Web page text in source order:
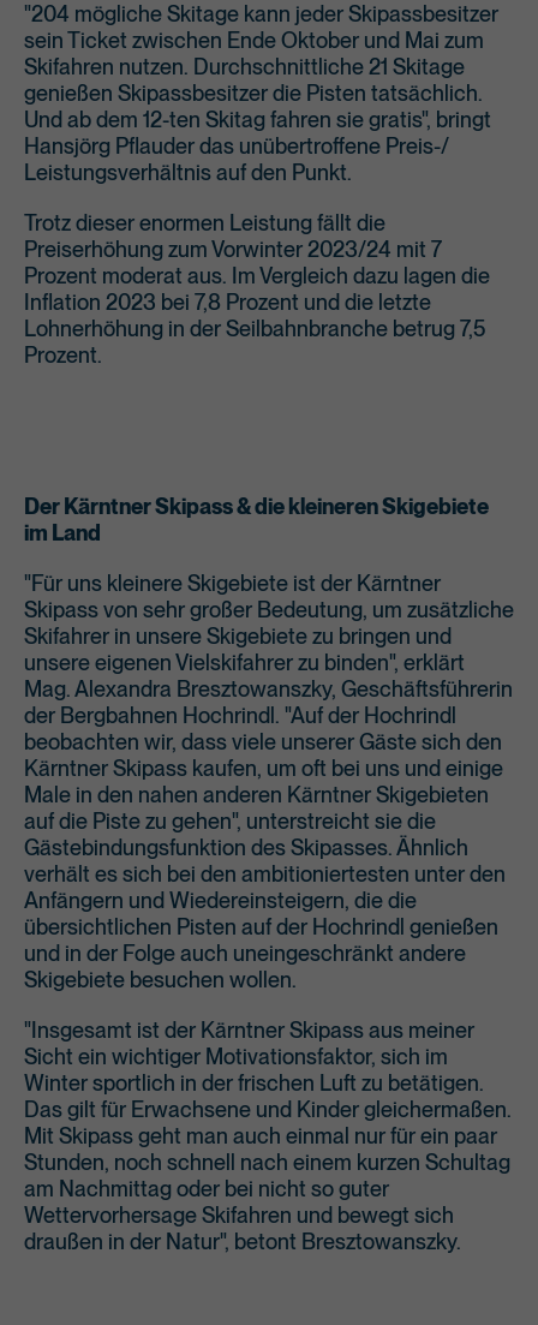
"204 mögliche Skitage kann jeder Skipassbesitzer
sein Ticket zwischen Ende Oktober und Mai zum
Skifahren nutzen. Durchschnittliche 21 Skitage
genießen Skipassbesitzer die Pisten tatsächlich.
Und ab dem 12-ten Skitag fahren sie gratis", bringt
Hansjörg Pflauder das unübertroffene Preis-/
Leistungsverhältnis auf den Punkt.
Trotz dieser enormen Leistung fällt die
Preiserhöhung zum Vorwinter 2023/24 mit 7
Prozent moderat aus. Im Vergleich dazu lagen die
Inflation 2023 bei 7,8 Prozent und die letzte
Lohnerhöhung in der Seilbahnbranche betrug 7,5
Prozent.
Der Kärntner Skipass & die kleineren Skigebiete
im Land
"Für uns kleinere Skigebiete ist der Kärntner
Skipass von sehr großer Bedeutung, um zusätzliche
Skifahrer in unsere Skigebiete zu bringen und
unsere eigenen Vielskifahrer zu binden", erklärt
Mag. Alexandra Bresztowanszky, Geschäftsführerin
der Bergbahnen Hochrindl. "Auf der Hochrindl
beobachten wir, dass viele unserer Gäste sich den
Kärntner Skipass kaufen, um oft bei uns und einige
Male in den nahen anderen Kärntner Skigebieten
auf die Piste zu gehen", unterstreicht sie die
Gästebindungsfunktion des Skipasses. Ähnlich
verhält es sich bei den ambitioniertesten unter den
Anfängern und Wiedereinsteigern, die die
übersichtlichen Pisten auf der Hochrindl genießen
und in der Folge auch uneingeschränkt andere
Skigebiete besuchen wollen.
"Insgesamt ist der Kärntner Skipass aus meiner
Sicht ein wichtiger Motivationsfaktor, sich im
Winter sportlich in der frischen Luft zu betätigen.
Das gilt für Erwachsene und Kinder gleichermaßen.
Mit Skipass geht man auch einmal nur für ein paar
Stunden, noch schnell nach einem kurzen Schultag
am Nachmittag oder bei nicht so guter
Wettervorhersage Skifahren und bewegt sich
draußen in der Natur", betont Bresztowanszky.